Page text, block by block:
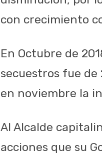
con crecimiento
En Octubre de
secuestros fue de
en noviembre la
Al Alcalde
acciones que su